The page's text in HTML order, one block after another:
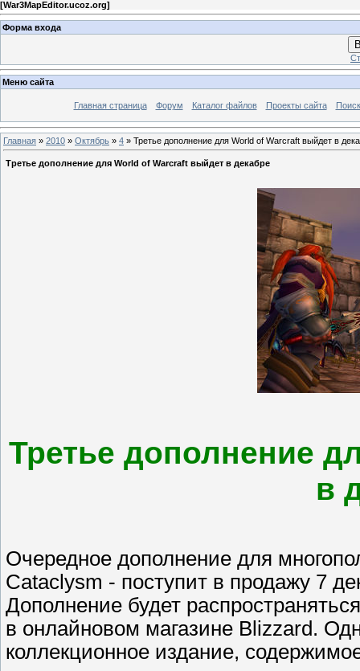
[War3MapEditor.ucoz.org]
Форма входа
Меню сайта
Главная страница Форум Каталог файлов Проекты сайта
Главная » 2010 » Октябрь » 4 » Третье дополнение для World of Warcraft выйдет в
Третье дополнение для World of Warcraft выйдет в декабре
Третье дополнение
в
Очередное дополнение для
Cataclysm - поступит в продажу 7
Дополнение будет
в онлайновом магазине Blizzard.
коллекционное издание,